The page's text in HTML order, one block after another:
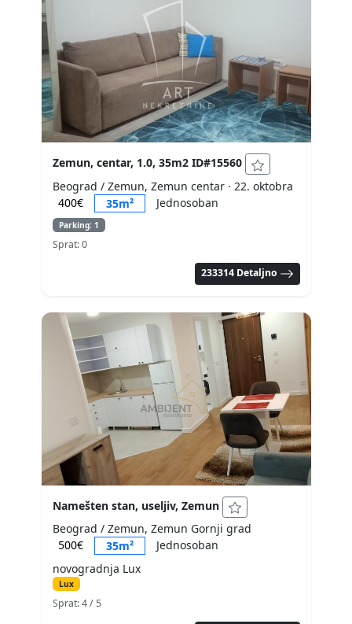
Zemun, centar, 1.0, 35m2 ID#15560
Beograd / Zemun, Zemun centar · 22. oktobra
400€
35m² Jednosoban
Parking: 1
Sprat: 0
233314 Detaljno
Namešten stan, useljiv, Zemun
Beograd / Zemun, Zemun Gornji grad
500€
35m²
Jednosoban
novogradnja Lux
Lux
Sprat: 4 / 5